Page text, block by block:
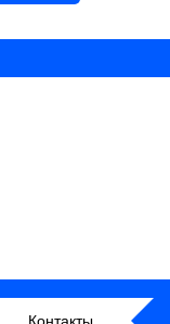
Контакты